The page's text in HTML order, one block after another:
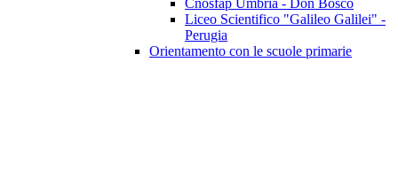
Cnosfap Umbria - Don Bosco
Liceo Scientifico "Galileo Galilei" -
Perugia
Orientamento con le scuole primarie